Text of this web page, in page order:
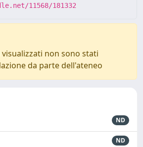
11568/181332
non sono stati
da parte dell'ateneo
ND
ND